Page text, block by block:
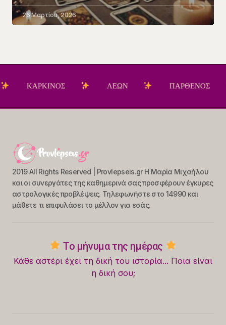
26 Μαρτίου, 2026
ΛΕΩΝ ΠΑΡΘΕΝΟΣ
2019 All Rights Reserved | Provlepseis.gr Η Μαρία Μιχαήλου
και οι συνεργάτες της καθημερινά σας προσφέρουν έγκυρες
αστρολογικές προβλέψεις. Τηλεφωνήστε στο 14990 και
μάθετε τι επιφυλάσει το μέλλον για εσάς.
Το μήνυμα της ημέρας
Κάθε αστέρι έχει τη δική του ιστορία... Ποια είναι
η δική σου;